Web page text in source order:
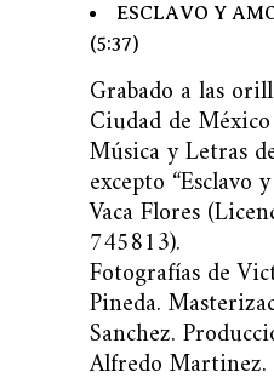
ESCLAVO Y
(5:37)
Grabado a las
Ciudad de
Música y Letras
excepto “Esclavo
Vaca Flores
745813).
Fotografías de
Pineda.
Sanchez.
Alfredo Martinez.